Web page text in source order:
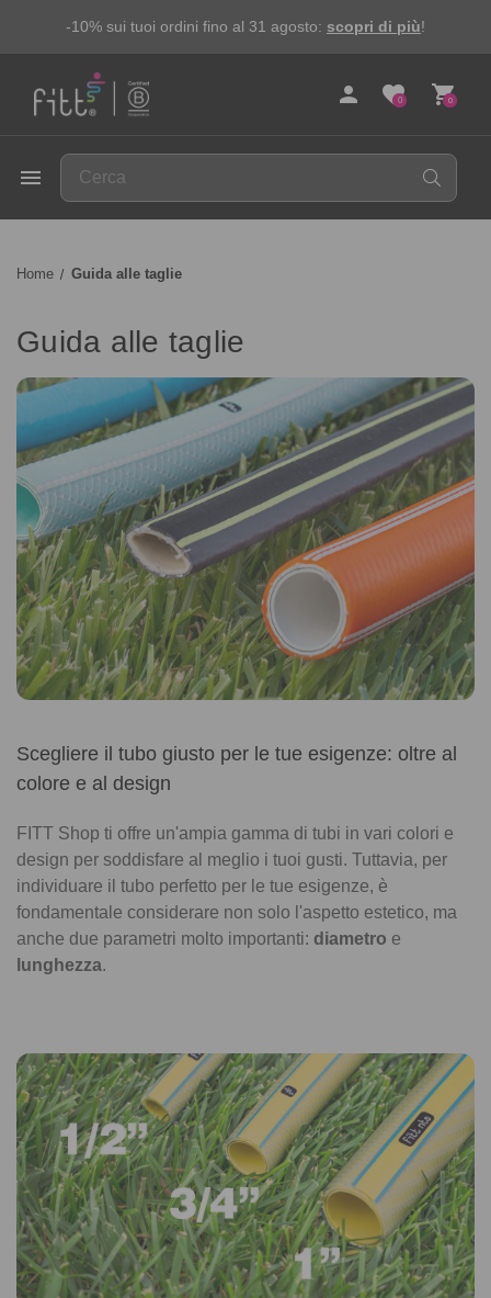
-10% sui tuoi ordini fino al 31 agosto: scopri di più!
person 0
favorite 0
shopping_cart
menu
Home Guida alle taglie
Guida alle taglie
Scegliere il tubo giusto per le tue esigenze: oltre al
colore e al design
FITT Shop ti offre un'ampia gamma di tubi in vari colori e
design per soddisfare al meglio i tuoi gusti. Tuttavia, per
individuare il tubo perfetto per le tue esigenze, è
fondamentale considerare non solo l'aspetto estetico, ma
anche due parametri molto importanti: diametro e
lunghezza.